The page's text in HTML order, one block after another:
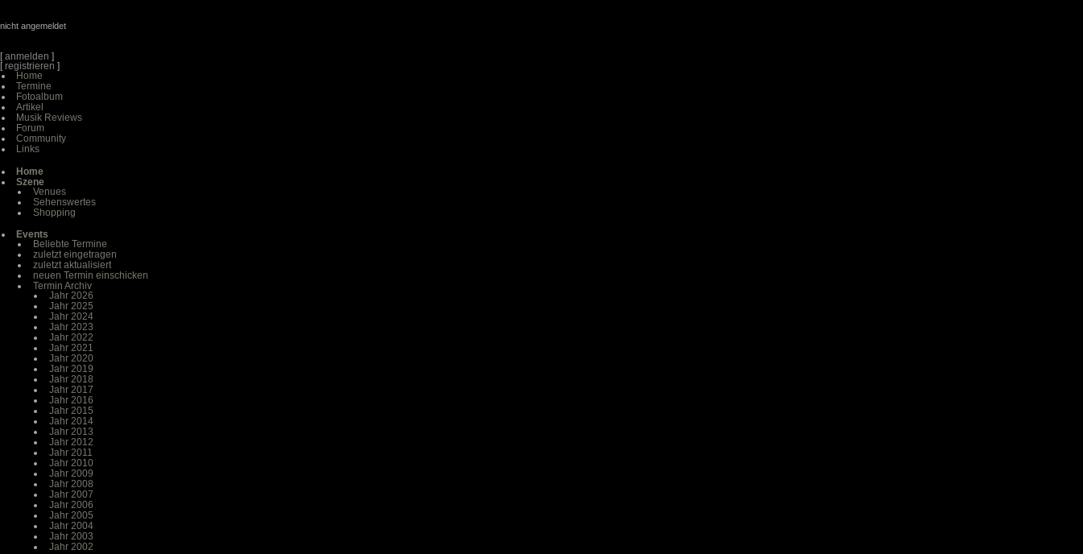
nicht angemeldet
[anmelden ]
[registrieren ]
Home
Termine
Fotoalbum
Artikel
Musik Reviews
Forum
Community
Links
Home
Szene
Venues
Sehenswertes
Shopping
Events
Beliebte Termine
zuletzt eingetragen
zuletzt aktualisiert
neuen Termin einschicken
Termin Archiv
Jahr 2026
Jahr 2025
Jahr 2024
Jahr 2023
Jahr 2022
Jahr 2021
Jahr 2020
Jahr 2019
Jahr 2018
Jahr 2017
Jahr 2016
Jahr 2015
Jahr 2014
Jahr 2013
Jahr 2012
Jahr 2011
Jahr 2010
Jahr 2009
Jahr 2008
Jahr 2007
Jahr 2006
Jahr 2005
Jahr 2004
Jahr 2003
Jahr 2002